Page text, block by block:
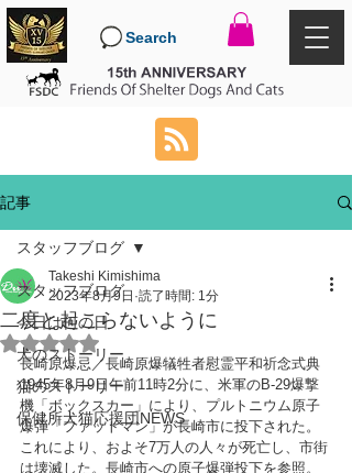
Search
記事
スタッフブログ
今日は何の日
犬のストーリー
猫のストーリー
保健所犬猫応援団NEWS
スタッフブログ
二度と起こらないように
Takeshi Kimishima
2023年8月9日 読了時間: 1分
5つ星のうちNaNと評価されています。
長崎原爆忌／長崎原爆犠牲者慰霊平和祈念式典
1945年8月9日午前11時2分に、米軍のB-29爆撃
機「ボックスカー」により、プルトニウム原子
爆弾「ファットマン」が長崎市に投下された。
これにより、およそ7万人の人々が死亡し、市街
は壊滅した。長崎市への原子爆弾投下を参照。